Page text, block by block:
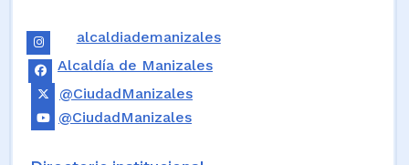
alcaldiademanizales
Alcaldía de Manizales
@CiudadManizales
@CiudadManizales